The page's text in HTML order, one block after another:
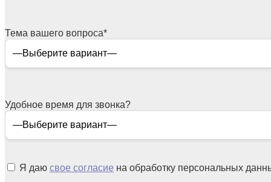
Тема вашего вопроса*
Удобное время для звонка?
Я даю свое согласие на обработку персональных